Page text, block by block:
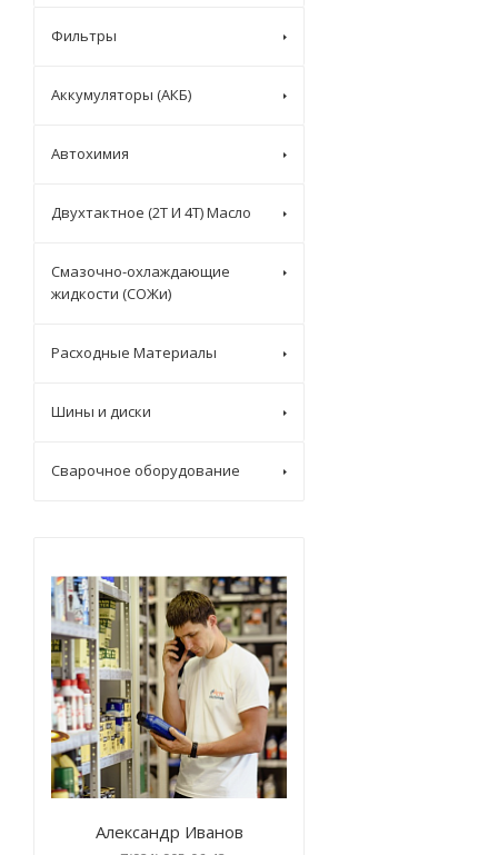
Фильтры
Аккумуляторы (АКБ)
Автохимия
Двухтактное (2T И 4T) Масло
Смазочно-охлаждающие
жидкости (СОЖи)
Расходные Материалы
Шины и диски
Сварочное оборудование
Александр Иванов